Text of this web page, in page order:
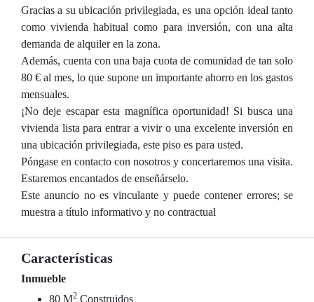
Gracias a su ubicación privilegiada, es una opción ideal tanto
como vivienda habitual como para inversión, con una alta
demanda de alquiler en la zona.
Además, cuenta con una baja cuota de comunidad de tan solo
80 € al mes, lo que supone un importante ahorro en los gastos
mensuales.
¡No deje escapar esta magnífica oportunidad! Si busca una
vivienda lista para entrar a vivir o una excelente inversión en
una ubicación privilegiada, este piso es para usted.
Póngase en contacto con nosotros y concertaremos una visita.
Estaremos encantados de enseñárselo.
Este anuncio no es vinculante y puede contener errores; se
muestra a título informativo y no contractual
Características
Inmueble
80 M2 Construidos